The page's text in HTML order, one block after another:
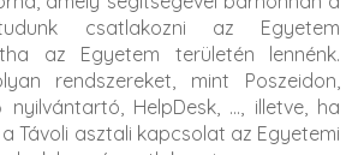
csatlakozni az Egyetem
az Egyetem területén lennénk.
rendszereket, mint Poszeidon,
nyilvántartó, HelpDesk, ..., illetve, ha
Távoli asztali kapcsolat az Egyetemi